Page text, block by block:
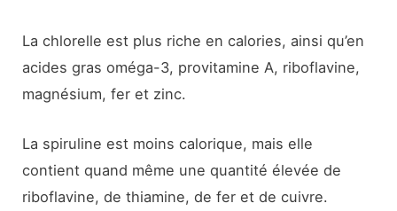
La chlorelle est plus riche en calories, ainsi qu’en
acides gras oméga-3, provitamine A, riboflavine,
magnésium, fer et zinc.
La spiruline est moins calorique, mais elle
contient quand même une quantité élevée de
riboflavine, de thiamine, de fer et de cuivre.